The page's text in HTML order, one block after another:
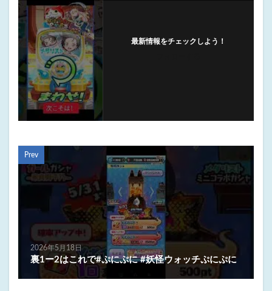
最新情報をチェックしよう！
Prev
2026年5月18日
裏1ー2はこれで#ぷにぷに #妖怪ウォッチぷにぷに